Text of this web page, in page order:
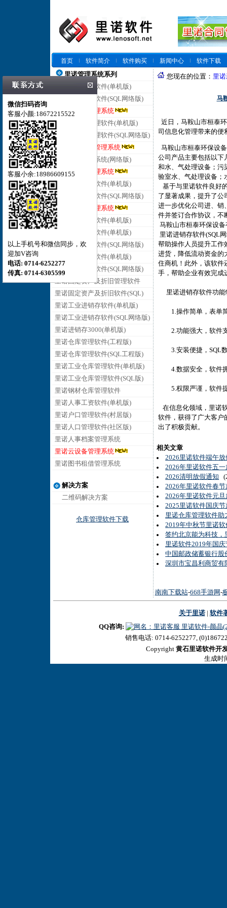
首页 软件简介 软件购买 新闻中心
软件下载
里诺管理系统系列
里诺仓库管理软件(单机版)
里诺仓库管理软件(SQL网络版)
里诺云仓库管理系统
里诺进销存管理软件(单机版)
里诺进销存管理软件(SQL网络版)
里诺云进销存管理系统
里诺客户管理系统(网络版)
里诺云客户管理系统
里诺合同管理软件(单机版)
里诺合同管理软件(SQL网络版)
里诺云合同管理系统
里诺会员管理软件(单机版)
里诺销售管理软件(单机版)
里诺销售管理软件(SQL网络版)
里诺采购管理软件(单机版)
里诺采购管理软件(SQL网络版)
里诺固定资产及折旧管理软件
里诺固定资产及折旧软件(SQL)
里诺工业进销存软件(单机版)
里诺工业进销存软件(SQL网络版)
里诺进销存3000(单机版)
里诺仓库管理软件(工程版)
里诺仓库管理软件(SQL工程版)
里诺工业仓库管理软件(单机版)
里诺工业仓库管理软件(SQL版)
里诺钢材仓库管理软件
里诺人事工资软件(单机版)
里诺户口管理软件(村居版)
里诺人口管理软件(社区版)
里诺人事档案管理系统
里诺云设备管理系统
里诺图书租借管理系统
解决方案
二维码解决方案
仓库管理软件下载
您现在的位置： 里
马
近日，马鞍山市桓泰
司信息化管理带来的便
马鞍山市桓泰环保设
公司产品主要包括以下
和水、气处理设备；污
验室水、气处理设备；
基于与里诺软件良好
了显著成果，提升了公
进一步优化公司进、销
件并签订合作协议，不
马鞍山市桓泰环保设
里诺进销存软件(SQL
帮助操作人员提升工作
进货，降低流动资金的
住商机！此外，该软件
手，帮助企业有效完成
里诺进销存软件功能
1.操作简单，表单简
2.功能强大，软件支
3.安装便捷，SQL数
4.数据安全，软件
5.权限严谨，软件提
在信息化领域，里诺
软件，获得了广大客户
出了积极贡献。
相关文章
2026里诺软件端午
2026年里诺软件五
2026清明放假通知
2026年里诺软件春
2026年里诺软件元
2025里诺软件国庆
里诺仓库管理软件
2019年中秋节里诺
签约北京能为科技，
里诺软件2019年国
中国邮政储蓄银行股
深圳市宝昌利商贸有
南南下载站-668手游网 -
关于里诺| 软件
QQ咨询:
里诺软件-颜晶
微信扫码咨询
客服小颜:18672215522
客服小余:18986609155
以上手机号和微信同步，欢
迎加V咨询
电话: 0714-6252277
传真: 0714-6305599
销售电话: 0714-6252277,
Copyright 黄石里诺软件开
生成时